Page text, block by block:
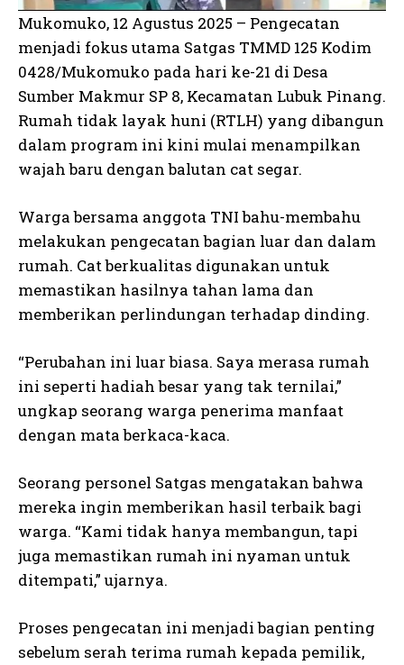
Mukomuko, 12 Agustus 2025 – Pengecatan
menjadi fokus utama Satgas TMMD 125 Kodim
0428/Mukomuko pada hari ke-21 di Desa
Sumber Makmur SP 8, Kecamatan Lubuk Pinang.
Rumah tidak layak huni (RTLH) yang dibangun
dalam program ini kini mulai menampilkan
wajah baru dengan balutan cat segar.
Warga bersama anggota TNI bahu-membahu
melakukan pengecatan bagian luar dan dalam
rumah. Cat berkualitas digunakan untuk
memastikan hasilnya tahan lama dan
memberikan perlindungan terhadap dinding.
“Perubahan ini luar biasa. Saya merasa rumah
ini seperti hadiah besar yang tak ternilai,”
ungkap seorang warga penerima manfaat
dengan mata berkaca-kaca.
Seorang personel Satgas mengatakan bahwa
mereka ingin memberikan hasil terbaik bagi
warga. “Kami tidak hanya membangun, tapi
juga memastikan rumah ini nyaman untuk
ditempati,” ujarnya.
Proses pengecatan ini menjadi bagian penting
sebelum serah terima rumah kepada pemilik,